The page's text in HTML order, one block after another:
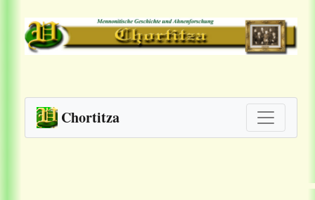
Chortitza